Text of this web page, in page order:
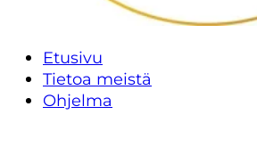
Etusivu
Tietoa meistä
Ohjelma